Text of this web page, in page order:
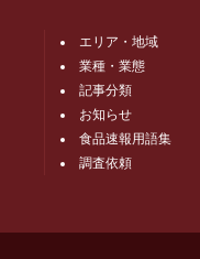
エリア・地域
業種・業態
記事分類
お知らせ
食品速報用語集
調査依頼